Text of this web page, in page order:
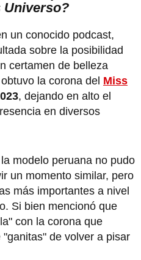
Universo?
un conocido podcast,
sobre la posibilidad
certamen de belleza
la corona del Miss
, dejando en alto el
en diversos
modelo peruana no pudo
un momento similar, pero
más importantes a nivel
o. Si bien mencionó que
con la corona que
de volver a pisar